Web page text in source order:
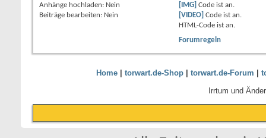
Anhänge hochladen: Nein
Beiträge bearbeiten: Nein
[IMG] Code ist an.
[VIDEO] Code ist an.
HTML-Code ist an.
Forumregeln
Home| torwart.de-Shop| torwart.de-Forum
Irrtum und